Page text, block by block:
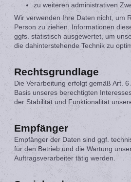
zu weiteren administrativen
Wir verwenden Ihre Daten nicht, um
Person zu ziehen. Informationen
ggfs. statistisch ausgewertet, um
die dahinterstehende Technik zu
Rechtsgrundlage
Die Verarbeitung erfolgt gemäß Art.
Basis unseres berechtigten
der Stabilität und Funktionalität
Empfänger
Empfänger der Daten sind ggf.
für den Betrieb und die Wartung
Auftragsverarbeiter tätig werden.